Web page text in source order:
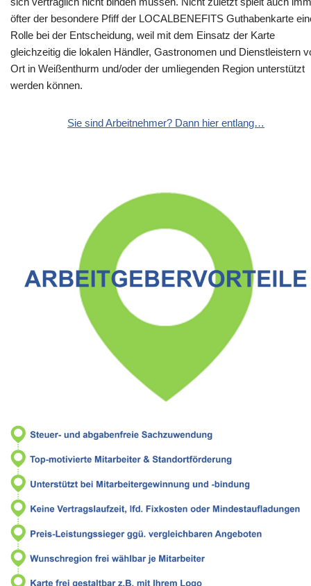
öfter der besondere Pfiff der LOCALBENEFITS Guthabenkarte
Rolle bei der Entscheidung, weil mit dem Einsatz der Karte
gleichzeitig die lokalen Händler, Gastronomen und Dienstleistern
Ort in Weißenthurm und/oder der umliegenden Region unterstützt
werden können.
Sie sind Arbeitnehmer? Dann hier entlang…